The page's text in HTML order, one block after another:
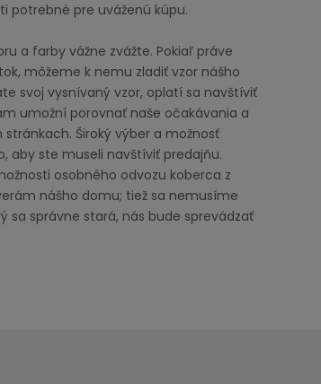
potrebné pre uváženú kúpu.
a farby vážne zvážte. Pokiaľ práve
môžeme k nemu zladiť vzor nášho
svoj vysnívaný vzor, oplatí sa navštíviť
umožní porovnať naše očakávania a
Široký výber a možnosť
aby ste museli navštíviť predajňu.
osobného odvozu koberca z
nášho domu; tiež sa nemusíme
sa správne stará, nás bude sprevádzať